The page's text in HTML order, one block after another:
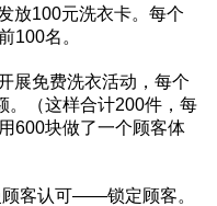
放100元洗衣卡。每个
100名。
展免费洗衣活动，每个
。（这样合计200件，每
600块做了一个顾客体
客认可——锁定顾客。